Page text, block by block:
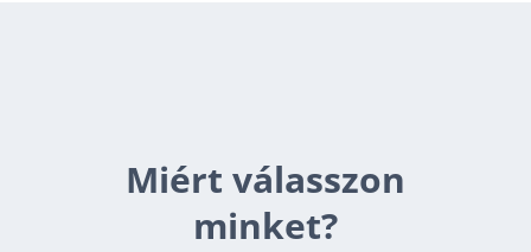
Miért válasszon
minket?